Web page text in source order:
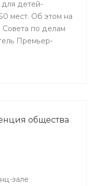
для детей-
мест. Об этом на
по делам
Премьер-
общества
зале